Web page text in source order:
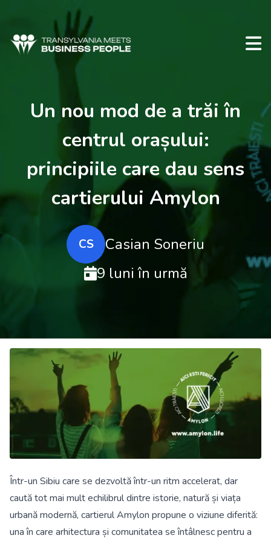
Un nou mod de a trăi în
centrul orașului:
principiile care dau sens
cartierului Amylon
CS
Casian Soneriu
9 luni în urmă
Într-un Sibiu care se dezvoltă într-un ritm accelerat, dar
caută tot mai mult echilibrul dintre istorie, natură și viața
urbană modernă, cartierul Amylon propune o viziune diferită:
una în care arhitectura și comunitatea se întâlnesc pentru a